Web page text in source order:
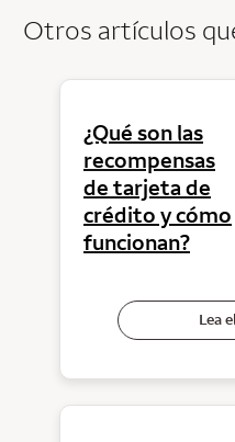
Otros artículos
¿Qué son las
recompensas
de tarjeta de
crédito y cómo
funcionan?
Lea